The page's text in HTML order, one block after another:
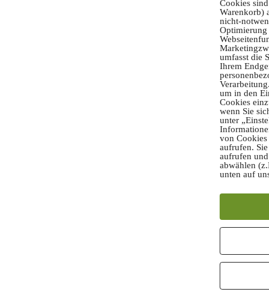
Cookies
Warenkorb)
nicht-
Optimierung
umfasst die
Ihrem
um in den
Cookies
wenn Sie
unter
von Cookies
aufrufen.
aufrufen
abwählen
unten auf